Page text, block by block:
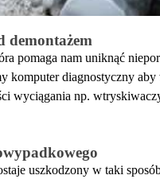
demontażem
pomaga nam uniknąć
komputer diagnostyczny
wyciągania np.
uszkodzony w taki